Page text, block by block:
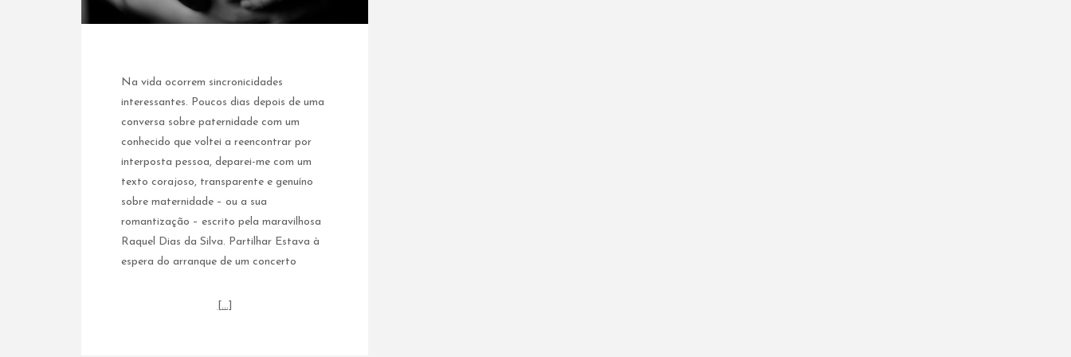
Na vida ocorrem sincronicidades
interessantes. Poucos dias depois de uma
conversa sobre paternidade com um
conhecido que voltei a reencontrar por
interposta pessoa, deparei-me com um
texto corajoso, transparente e genuíno
sobre maternidade – ou a sua
romantização – escrito pela maravilhosa
Raquel Dias da Silva. Partilhar Estava à
espera do arranque de um concerto
[…]